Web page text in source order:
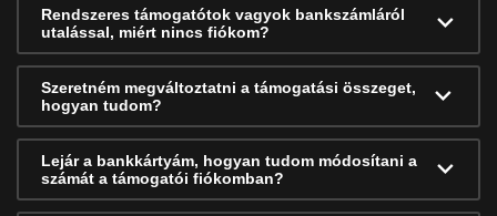
Rendszeres támogatótok vagyok bankszámláról
utalással, miért nincs fiókom?
Szeretném megváltoztatni a támogatási összeget,
hogyan tudom?
Lejár a bankkártyám, hogyan tudom módosítani a
számát a támogatói fiókomban?